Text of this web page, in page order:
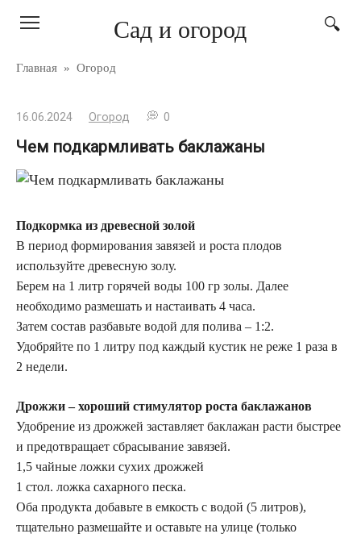
Сад и огород
Главная » Огород
16.06.2024 Огород 0
Чем подкармливать баклажаны
Подкормка из древесной золой
В период формирования завязей и роста плодов
используйте древесную золу.
Берем на 1 литр горячей воды 100 гр золы. Далее
необходимо размешать и настаивать 4 часа.
Затем состав разбавьте водой для полива – 1:2.
Удобряйте по 1 литру под каждый кустик не реже 1 раза в
2 недели.
Дрожжи – хороший стимулятор роста баклажанов
Удобрение из дрожжей заставляет баклажан расти быстрее
и предотвращает сбрасывание завязей.
1,5 чайные ложки сухих дрожжей
1 стол. ложка сахарного песка.
Оба продукта добавьте в емкость с водой (5 литров),
тщательно размешайте и оставьте на улице (только